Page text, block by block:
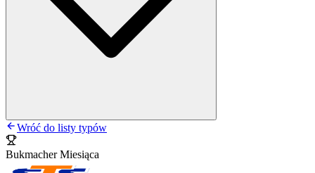
Wróć do listy typów
Bukmacher Miesiąca